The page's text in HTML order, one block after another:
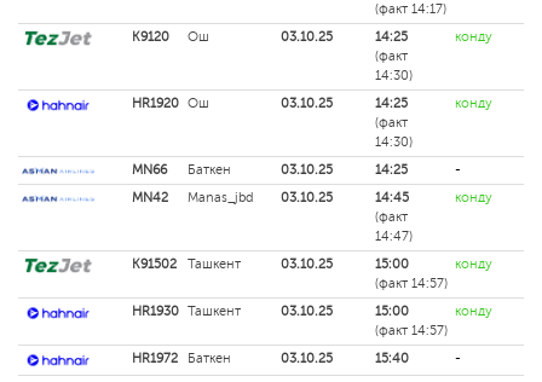
(факт 14:17)
K9120 Ош 03.10.25
14:25
(факт
14:30)
конду
HR1920 Ош 03.10.25
14:25
(факт
14:30)
конду
MN66 Баткен 03.10.25 14:25
-
MN42
Manas_jbd 03.10.25
14:45
(факт
14:47)
конду
K91502 Ташкент 03.10.25
15:00
(факт 14:57)
конду
HR1930 Ташкент 03.10.25
15:00
(факт 14:57)
конду
HR1972 Баткен 03.10.25 15:40
-